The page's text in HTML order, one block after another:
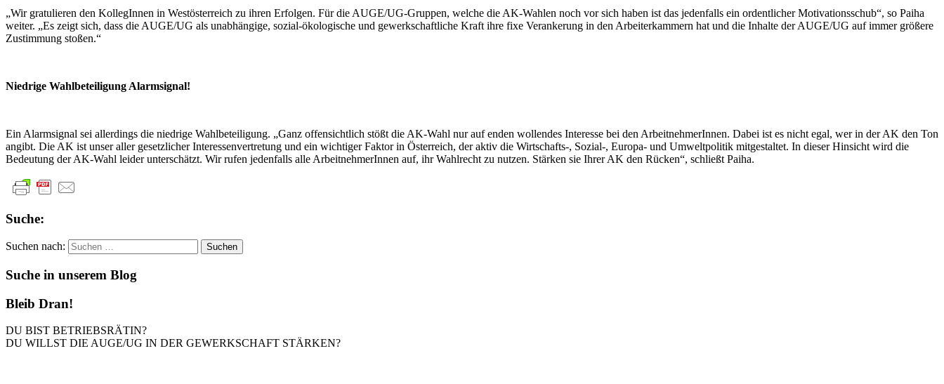
„Wir gratulieren den KollegInnen in Westösterreich zu ihren Erfolgen. Für die AUGE/UG-Gruppen, welche die AK-Wahlen noch vor sich haben ist das jedenfalls ein ordentlicher Motivationsschub“, so Paiha
weiter. „Es zeigt sich, dass die AUGE/UG als unabhängige, sozial-ökologische und gewerkschaftliche Kraft ihre fixe Verankerung in den Arbeiterkammern hat und die Inhalte der AUGE/UG auf immer größere
Zustimmung stoßen.“
Niedrige Wahlbeteiligung Alarmsignal!
Ein Alarmsignal sei allerdings die niedrige Wahlbeteiligung. „Ganz offensichtlich stößt die AK-Wahl nur auf enden wollendes Interesse bei den ArbeitnehmerInnen. Dabei ist es nicht egal, wer in der AK den Ton
angibt. Die AK ist unser aller gesetzlicher Interessenvertretung und ein wichtiger Faktor in Österreich, der aktiv die Wirtschafts-, Sozial-, Europa- und Umweltpolitik mitgestaltet. In dieser Hinsicht wird die
Bedeutung der AK-Wahl leider unterschätzt. Wir rufen jedenfalls alle ArbeitnehmerInnen auf, ihr Wahlrecht zu nutzen. Stärken sie Ihrer AK den Rücken“, schließt Paiha.
Suche:
Suchen nach:
Suche in unserem Blog
Bleib Dran!
DU BIST BETRIEBSRÄTIN?
DU WILLST DIE AUGE/UG IN DER GEWERKSCHAFT STÄRKEN?